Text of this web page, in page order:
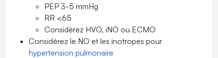
PEP 3-5 mmHg
RR <65
Considérez HVO, iNO ou ECMO
Considérez le NO et les inotropes pour
hypertension pulmonaire